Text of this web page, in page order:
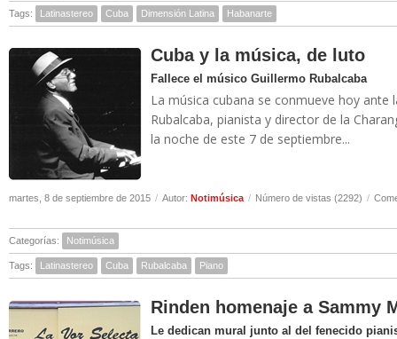
Tags: Latinastereo Cuba Dimensión Latina Habanarte
Cuba y la música, de luto
Fallece el músico Guillermo Rubalcaba
La música cubana se conmueve hoy ante
Rubalcaba, pianista y director de la
la noche de este 7 de septiembre...
martes, 8 de septiembre de 2015 / Autor: Notimúsica / Número de vistas (2292) /
Categorías: Notimúsica
Tags: Latinastereo Cuba Rubalcaba Piano
Rinden homenaje a Sammy
Le dedican mural junto al del fenecido